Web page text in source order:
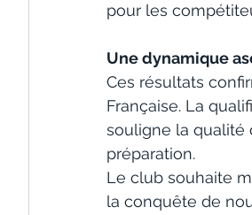
pour les
Une dynamique
Ces résultats
Française. La
souligne la qualité
préparation.
Le club souhaite
la conquête de